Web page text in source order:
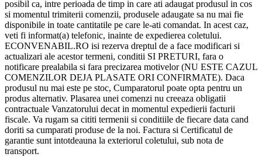
posibil ca, intre perioada de timp in care ati adaugat produsul in cos
si momentul trimiterii comenzii, produsele adaugate sa nu mai fie
disponibile in toate cantitatile pe care le-ati comandat. In acest caz,
veti fi informat(a) telefonic, inainte de expedierea coletului.
ECONVENABIL.RO isi rezerva dreptul de a face modificari si
actualizari ale acestor termeni, conditii SI PRETURI, fara o
notificare prealabila si fara precizarea motivelor (NU ESTE CAZUL
COMENZILOR DEJA PLASATE ORI CONFIRMATE). Daca
produsul nu mai este pe stoc, Cumparatorul poate opta pentru un
produs alternativ. Plasarea unei comenzi nu creeaza obligatii
contractuale Vanzatorului decat in momentul expedierii facturii
fiscale. Va rugam sa cititi termenii si conditiile de fiecare data cand
doriti sa cumparati produse de la noi. Factura si Certificatul de
garantie sunt intotdeauna la exteriorul coletului, sub nota de
transport.